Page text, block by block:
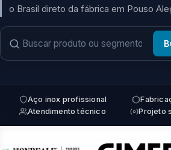
aço inox sob medida em Pouso
Alegre, MG.
Ver catálogo
o Brasil direto da fábrica em Pouso
Aço inox profissional
Atendimento técnico
Projeto